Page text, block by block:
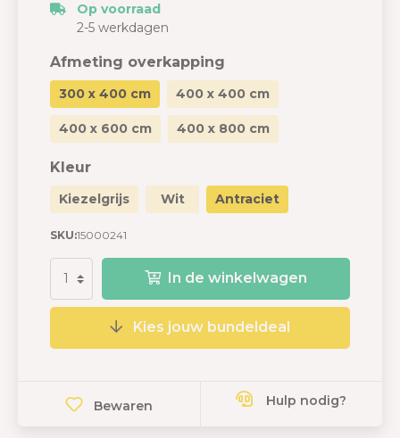
Op voorraad
2-5 werkdagen
Afmeting overkapping
300 x 400 cm 400 x 400 cm
400 x 600 cm 400 x 800 cm
Kleur
Kiezelgrijs Wit Antraciet
SKU:15000241
In de winkelwagen
Kies jouw bundeldeal
Bewaren Hulp nodig?